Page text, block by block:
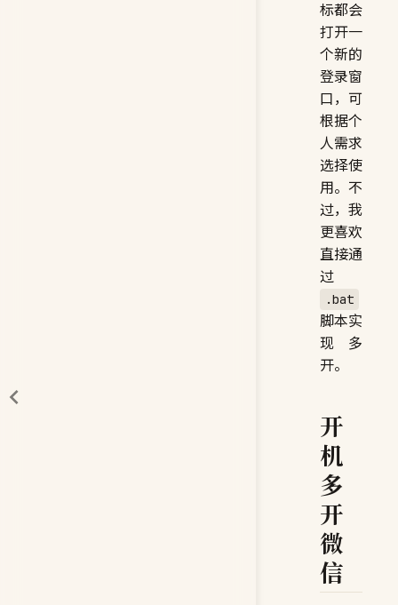
标都会
打开一
个新的
登录窗
口，可
根据个
人需求
选择使
用。不
过，我
更喜欢
直接通
过
.bat
脚本实
现多
开。
开
机
多
开
微
信